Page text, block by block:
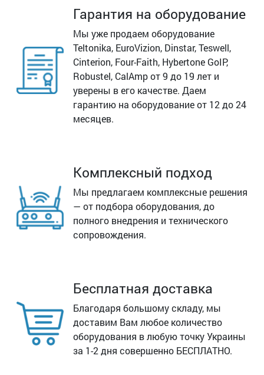
Гарантия на оборудование
Мы уже продаем оборудование
Teltonika, EuroVizion, Dinstar, Teswell,
Cinterion, Four-Faith, Hybertone GoIP,
Robustel, CalAmp от 9 до 19 лет и
уверены в его качестве. Даем
гарантию на оборудование от 12 до 24
месяцев.
Комплексный подход
Мы предлагаем комплексные решения
— от подбора оборудования, до
полного внедрения и технического
сопровождения.
Бесплатная доставка
Благодаря большому складу, мы
доставим Вам любое количество
оборудования в любую точку Украины
за 1-2 дня совершенно БЕСПЛАТНО.